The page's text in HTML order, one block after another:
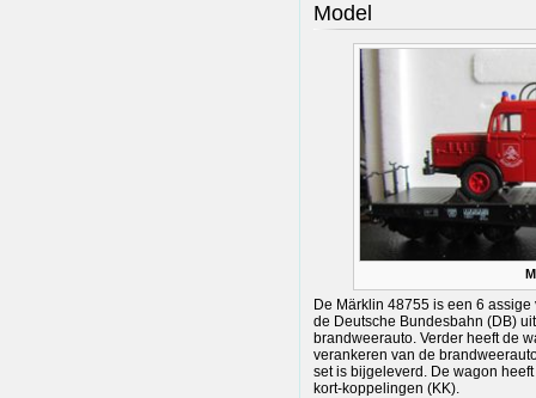
Model
De Märklin 48755 is een 6
de Deutsche Bundesbahn (DB)
brandweerauto. Verder heeft de
verankeren van de
set is bijgeleverd. De wagon
kort-koppelingen (KK).